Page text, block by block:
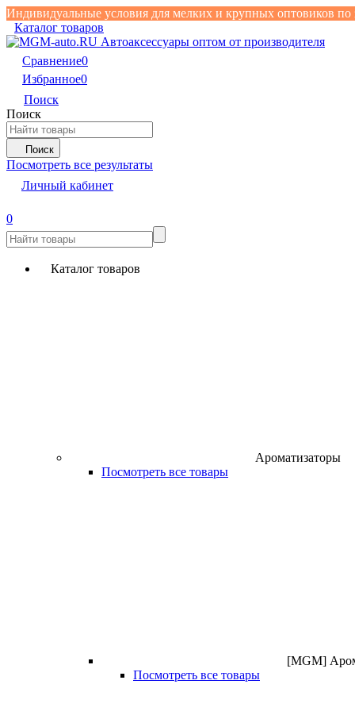
Индивидуальные условия для мелких и крупных оптовиков по
Каталог товаров
Сравнение0
Избранное0
Поиск
Поиск
Поиск
Посмотреть все результаты
Личный кабинет
0
Каталог товаров
Ароматизаторы
Посмотреть все товары
[MGM]
Посмотреть все товары